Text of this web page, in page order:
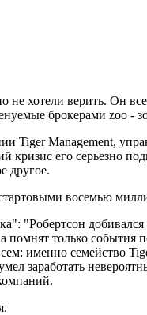
хотели верить. Он
брокерами zoo -
Tiger Management,
его серьезно
другое.
восемью
"Робертсон
только события
именно семейство
заработать